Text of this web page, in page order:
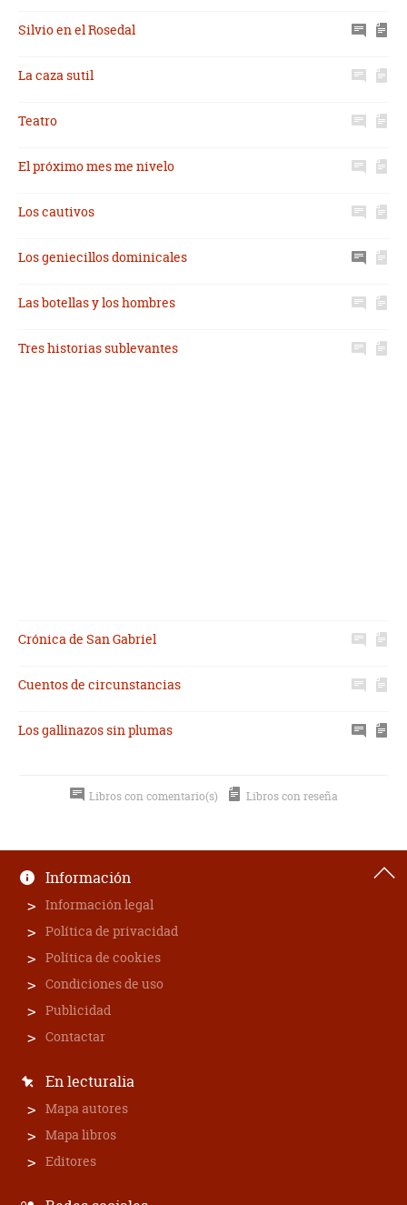
Silvio en el Rosedal
La caza sutil
Teatro
El próximo mes me nivelo
Los cautivos
Los geniecillos dominicales
Las botellas y los hombres
Tres historias sublevantes
Crónica de San Gabriel
Cuentos de circunstancias
Los gallinazos sin plumas
Libros con comentario(s) Libros con reseña
Información
Información legal
Política de privacidad
Política de cookies
Condiciones de uso
Publicidad
Contactar
En lecturalia
Mapa autores
Mapa libros
Editores